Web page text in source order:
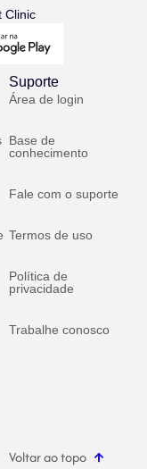
Clinic
Suporte
Área de login
Base de
conhecimento
Fale com o suporte
Termos de uso
Política de
privacidade
Trabalhe conosco
Voltar ao topo